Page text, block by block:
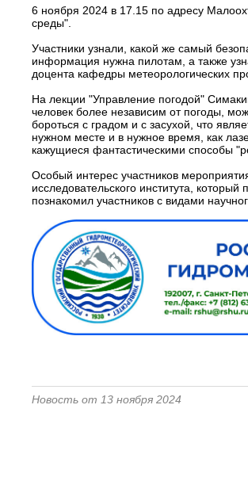
6 ноября 2024 в 17.15 по адресу
среды".
Участники узнали, какой же самый
информация нужна пилотам, а также
доцента кафедры метеорологических
На лекции "Управление погодой"
человек более независим от погоды,
бороться с градом и с засухой, что
нужном месте и в нужное время, как
кажущиеся фантастическими способы
Особый интерес участников
исследовательского института,
познакомил участников с видами
Новость от 13 ноября 2024